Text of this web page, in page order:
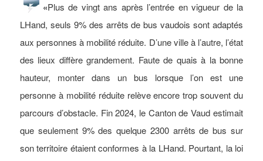
«Plus de vingt ans après l’entrée en vigueur de la
LHand, seuls 9% des arrêts de bus vaudois sont adaptés
aux personnes à mobilité réduite. D’une ville à l’autre, l’état
des lieux diffère grandement. Faute de quais à la bonne
hauteur, monter dans un bus lorsque l’on est une
personne à mobilité réduite relève encore trop souvent du
parcours d’obstacle. Fin 2024, le Canton de Vaud estimait
que seulement 9% des quelque 2300 arrêts de bus sur
son territoire étaient conformes à la LHand. Pourtant, la loi